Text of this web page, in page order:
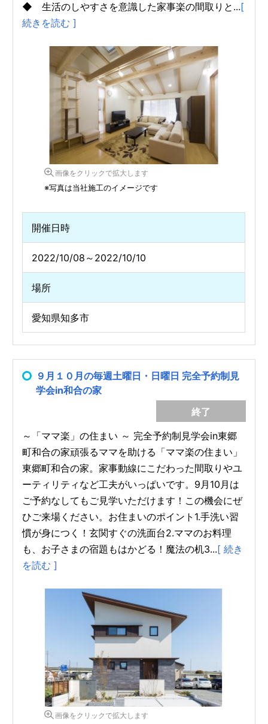
◆ 生活のしやすさを意識した家事楽の間取りと...[
続きを読む ]
画像をクリックで拡大します
※写真は当社施工のイメージです
開催日時
2022/10/08～2022/10/10
場所
愛知県知多市
９月１０月の毎週土曜日・日曜日 完全予約制見
学会in和合の家
終了
～「ママ楽」の住まい ～ 完全予約制見学会in東郷
町和合の家頑張るママを助ける「ママ楽の住まい」
東郷町和合の家。家事動線にこだわった間取りやユ
ーティリティなど工夫がいっぱいです。9月10月は
ご予約なしてもご見学いただけます！この機会にぜ
ひご来場ください。お住まいのポイント1.手洗い習
慣が身につく！玄関すぐの洗面台2.ママのお料理
も、お子さまの宿題もはかどる！魔法の机3...[ 続き
を読む ]
画像をクリックで拡大します